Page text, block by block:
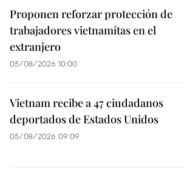
Proponen reforzar protección de
trabajadores vietnamitas en el
extranjero
05/08/2026 10:00
Vietnam recibe a 47 ciudadanos
deportados de Estados Unidos
05/08/2026 09:09